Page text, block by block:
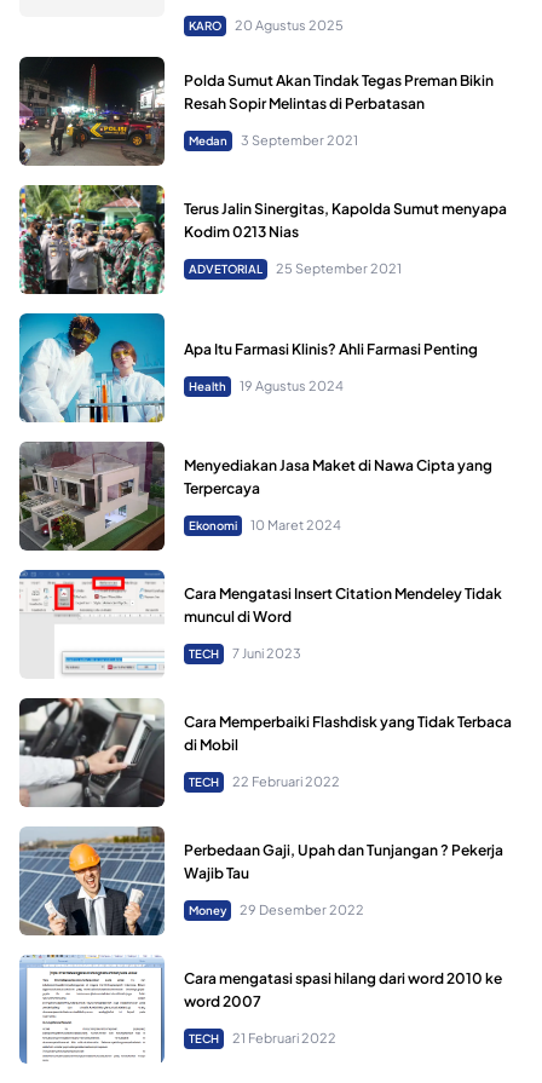
KARO 20 Agustus 2025
Polda Sumut Akan Tindak Tegas Preman Bikin
Resah Sopir Melintas di Perbatasan
Medan 3 September 2021
Terus Jalin Sinergitas, Kapolda Sumut menyapa
Kodim 0213 Nias
ADVETORIAL 25 September 2021
Apa Itu Farmasi Klinis? Ahli Farmasi Penting
Health 19 Agustus 2024
Menyediakan Jasa Maket di Nawa Cipta yang
Terpercaya
Ekonomi 10 Maret 2024
Cara Mengatasi Insert Citation Mendeley Tidak
muncul di Word
TECH 7 Juni 2023
Cara Memperbaiki Flashdisk yang Tidak Terbaca
di Mobil
TECH 22 Februari 2022
Perbedaan Gaji, Upah dan Tunjangan ? Pekerja
Wajib Tau
Money 29 Desember 2022
Cara mengatasi spasi hilang dari word 2010 ke
word 2007
TECH 21 Februari 2022